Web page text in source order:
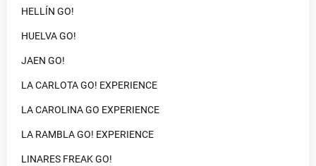
HELLÍN GO!
HUELVA GO!
JAEN GO!
LA CARLOTA GO! EXPERIENCE
LA CAROLINA GO EXPERIENCE
LA RAMBLA GO! EXPERIENCE
LINARES FREAK GO!